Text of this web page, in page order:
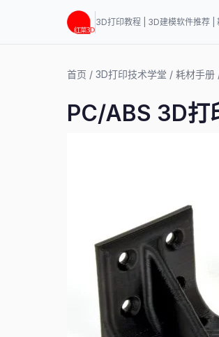
3D打印教程 | 3D建模软件推荐 |
首页 / 3D打印技术学堂 / 耗材手册
PC/ABS 3D打